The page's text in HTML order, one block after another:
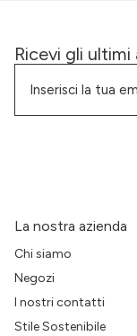
Ricevi gli
La nostra azienda
Chi siamo
Negozi
I nostri contatti
Stile Sostenibile